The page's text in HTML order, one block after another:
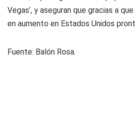
Vegas’, y aseguran que gracias a
en aumento en Estados Unidos
Fuente: Balón Rosa.